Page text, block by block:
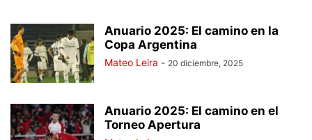
Anuario 2025: El camino en la
Copa Argentina
Mateo Leira - 20 diciembre, 2025
Anuario 2025: El camino en el
Torneo Apertura